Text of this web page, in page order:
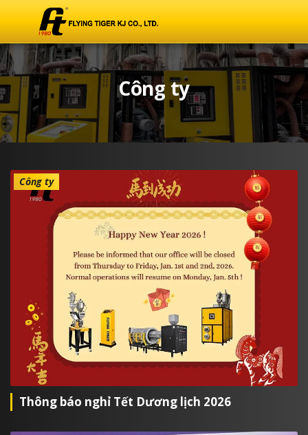
Công ty
Công ty
Thông báo nghỉ Tết Dương lịch 2026